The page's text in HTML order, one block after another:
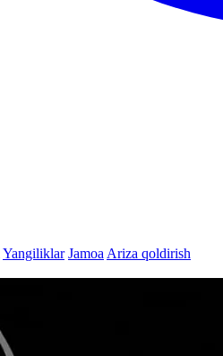
Yangiliklar Jamoa Ariza qoldirish